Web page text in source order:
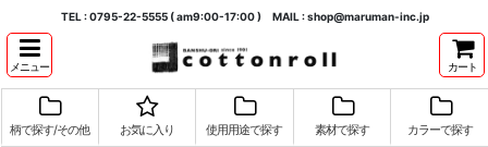
TEL : 0795-22-5555 ( am9:00-17:00 ) MAIL : shop@maruman-inc.jp
メニュー カート
柄で探す/その他 お気に入り 使用用途で探す 素材で探す カラーで探す